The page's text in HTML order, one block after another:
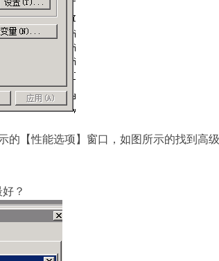
的【性能选项】窗口，如图所示的找到高
？